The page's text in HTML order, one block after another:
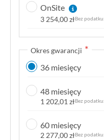
OnSite
3 254,00 zł
Okres gwarancji
36 miesięcy
48 miesięcy
1 202,01 zł
60 miesięcy
2 277,00 zł